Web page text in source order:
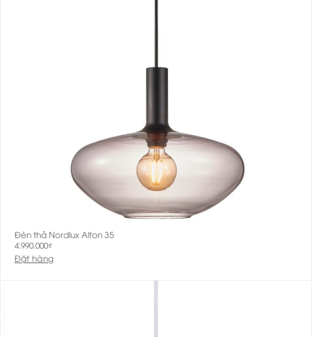
Đèn thả Nordlux Alton 35
4.990.000₫
Đặt hàng